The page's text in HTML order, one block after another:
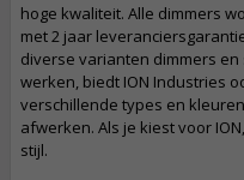
hoge kwaliteit. Alle dimmers
met 2 jaar
diverse varianten dimmers
werken, biedt ION Industries
verschillende types en
afwerken. Als je kiest voor
stijl.